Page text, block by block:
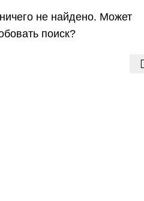
не найдено. Может
поиск?